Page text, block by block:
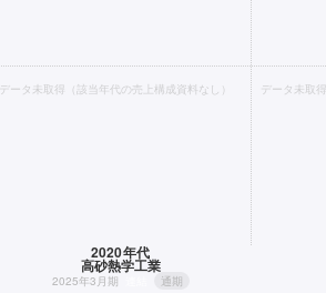
データ未取得（該当年代の売上構成資料なし） データ未取
2020年代
高砂熱学工業
2025年3月期 通期